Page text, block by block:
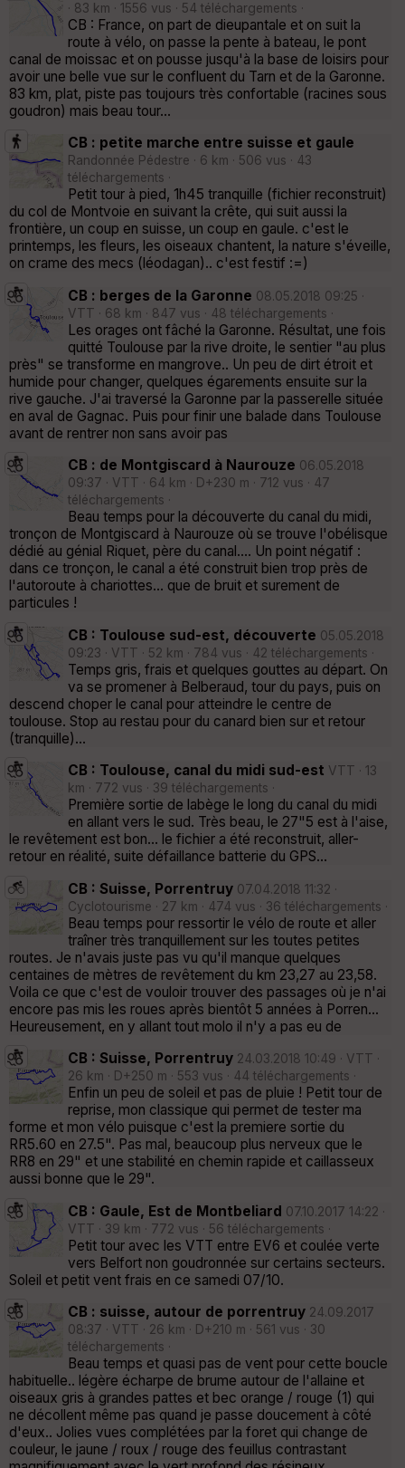
· 83 km · 1556 vus · 54 téléchargements ·
CB : France, on part de dieupantale et on suit la
route à vélo, on passe la pente à bateau, le pont
canal de moissac et on pousse jusqu'à la base de loisirs pour
avoir une belle vue sur le confluent du Tarn et de la Garonne.
83 km, plat, piste pas toujours très confortable (racines sous
goudron) mais beau tour...
CB : petite marche entre suisse et gaule
Randonnée Pédestre · 6 km · 506 vus · 43
téléchargements ·
Petit tour à pied, 1h45 tranquille (fichier reconstruit)
du col de Montvoie en suivant la crête, qui suit aussi la
frontière, un coup en suisse, un coup en gaule. c'est le
printemps, les fleurs, les oiseaux chantent, la nature s'éveille,
on crame des mecs (léodagan).. c'est festif :=)
CB : berges de la Garonne 08.05.2018 09:25 ·
VTT · 68 km · 847 vus · 48 téléchargements ·
Les orages ont fâché la Garonne. Résultat, une fois
quitté Toulouse par la rive droite, le sentier "au plus
près" se transforme en mangrove.. Un peu de dirt étroit et
humide pour changer, quelques égarements ensuite sur la
rive gauche. J'ai traversé la Garonne par la passerelle située
en aval de Gagnac. Puis pour finir une balade dans Toulouse
avant de rentrer non sans avoir pas
CB : de Montgiscard à Naurouze 06.05.2018
09:37 · VTT · 64 km · D+230 m · 712 vus · 47
téléchargements ·
Beau temps pour la découverte du canal du midi,
tronçon de Montgiscard à Naurouze où se trouve l'obélisque
dédié au génial Riquet, père du canal.... Un point négatif :
dans ce tronçon, le canal a été construit bien trop près de
l'autoroute à chariottes... que de bruit et surement de
particules !
CB : Toulouse sud-est, découverte 05.05.2018
09:23 · VTT · 52 km · 784 vus · 42 téléchargements ·
Temps gris, frais et quelques gouttes au départ. On
va se promener à Belberaud, tour du pays, puis on
descend choper le canal pour atteindre le centre de
toulouse. Stop au restau pour du canard bien sur et retour
(tranquille)...
CB : Toulouse, canal du midi sud-est VTT · 13
km · 772 vus · 39 téléchargements ·
Première sortie de labège le long du canal du midi
en allant vers le sud. Très beau, le 27"5 est à l'aise,
le revêtement est bon... le fichier a été reconstruit, aller-
retour en réalité, suite défaillance batterie du GPS...
CB : Suisse, Porrentruy 07.04.2018 11:32 ·
Cyclotourisme · 27 km · 474 vus · 36 téléchargements ·
Beau temps pour ressortir le vélo de route et aller
traîner très tranquillement sur les toutes petites
routes. Je n'avais juste pas vu qu'il manque quelques
centaines de mètres de revêtement du km 23,27 au 23,58.
Voila ce que c'est de vouloir trouver des passages où je n'ai
encore pas mis les roues après bientôt 5 années à Porren...
Heureusement, en y allant tout molo il n'y a pas eu de
CB : Suisse, Porrentruy 24.03.2018 10:49 · VTT ·
26 km · D+250 m · 553 vus · 44 téléchargements ·
Enfin un peu de soleil et pas de pluie ! Petit tour de
reprise, mon classique qui permet de tester ma
forme et mon vélo puisque c'est la premiere sortie du
RR5.60 en 27.5". Pas mal, beaucoup plus nerveux que le
RR8 en 29" et une stabilité en chemin rapide et caillasseux
aussi bonne que le 29".
CB : Gaule, Est de Montbeliard 07.10.2017 14:22 ·
VTT · 39 km · 772 vus · 56 téléchargements ·
Petit tour avec les VTT entre EV6 et coulée verte
vers Belfort non goudronnée sur certains secteurs.
Soleil et petit vent frais en ce samedi 07/10.
CB : suisse, autour de porrentruy 24.09.2017
08:37 · VTT · 26 km · D+210 m · 561 vus · 30
téléchargements ·
Beau temps et quasi pas de vent pour cette boucle
habituelle.. légère écharpe de brume autour de l'allaine et
oiseaux gris à grandes pattes et bec orange / rouge (1) qui
ne décollent même pas quand je passe doucement à côté
d'eux.. Jolies vues complétées par la foret qui change de
couleur, le jaune / roux / rouge des feuillus contrastant